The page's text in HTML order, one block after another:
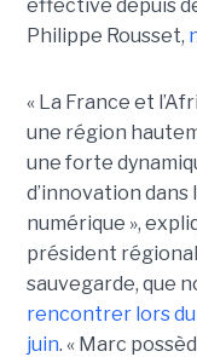
effective depuis
Philippe Rousset,
« La France et
une région
une forte
d’innovation
numérique »,
président
sauvegarde, que
rencontrer lors du
juin. « Marc